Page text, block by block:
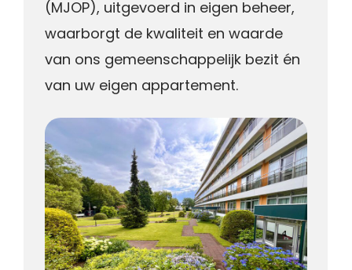
(MJOP), uitgevoerd in eigen beheer,
waarborgt de kwaliteit en waarde
van ons gemeenschappelijk bezit én
van uw eigen appartement.